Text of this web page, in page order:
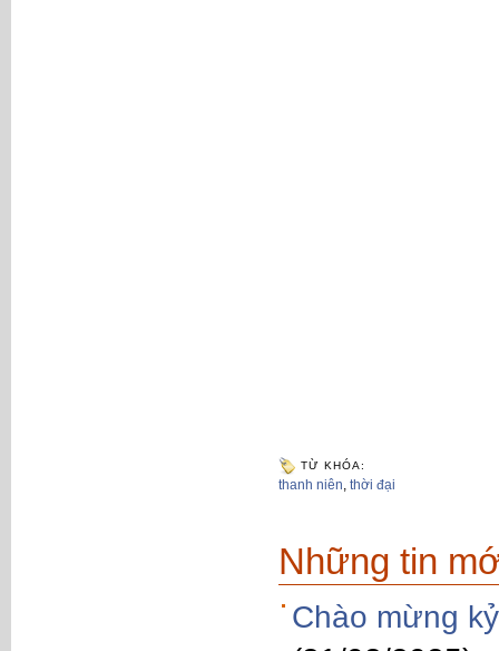
TỪ KHÓA:
thanh niên, thời đại
Những tin
Chào mừng